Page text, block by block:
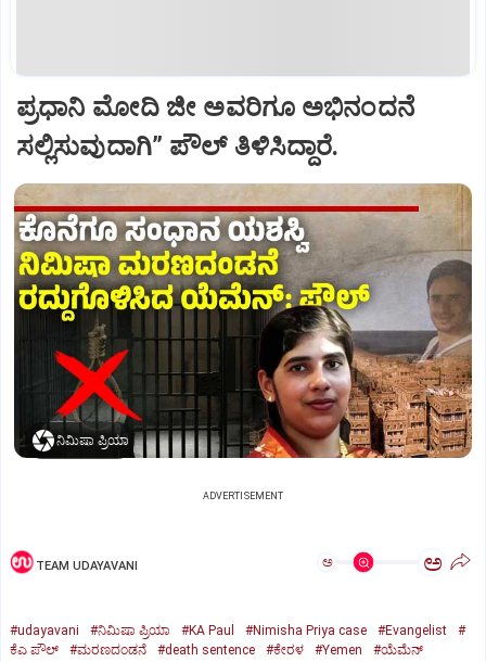
ಪ್ರಧಾನಿ ಮೋದಿ ಜೀ ಅವರಿಗೂ ಅಭಿನಂದನೆ
ಸಲ್ಲಿಸುವುದಾಗಿ” ಪೌಲ್‌ ತಿಳಿಸಿದ್ದಾರೆ.
ನಿಮಿಷಾ ಪ್ರಿಯಾ
ADVERTISEMENT
TEAM UDAYAVANI ಅ ಅ
#udayavani #ನಿಮಿಷಾ ಪ್ರಿಯಾ #KA Paul #Nimisha Priya case #Evangelist
#
ಕೆಎ ಪೌಲ್
#ಮರಣದಂಡನೆ #death sentence #ಕೇರಳ #Yemen #ಯೆಮೆನ್‌